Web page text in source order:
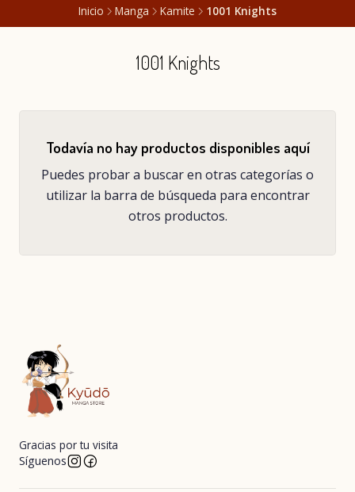
Inicio Manga Kamite 1001 Knights
1001 Knights
Todavía no hay productos disponibles aquí
Puedes probar a buscar en otras categorías o
utilizar la barra de búsqueda para encontrar
otros productos.
Gracias por tu visita
Síguenos